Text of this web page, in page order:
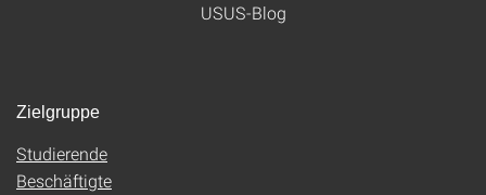
USUS-Blog
Zielgruppe
Studierende
Beschäftigte